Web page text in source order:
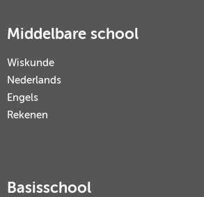
Middelbare school
Wiskunde
Nederlands
Engels
Rekenen
Basisschool